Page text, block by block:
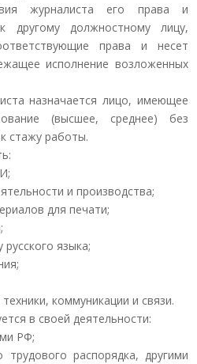
журналиста его права и
другому должностному лицу,
права и несет
исполнение возложенных
назначается лицо, имеющее
(высшее, среднее) без
стажу работы.
и производства;
для печати;
языка;
коммуникации и связи.
в своей деятельности:
РФ;
распорядка, другими